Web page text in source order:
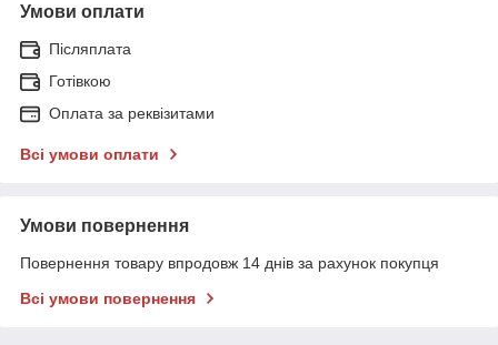
Умови оплати
Післяплата
Готівкою
Оплата за реквізитами
Всі умови оплати
Умови повернення
Повернення товару впродовж 14 днів за рахунок покупця
Всі умови повернення